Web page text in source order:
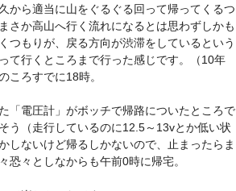
から適当に山をぐるぐる回って帰ってくるつ
さか高山へ行く流れになるとは思わずしかも
つもりが、戻る方向が渋滞をしているという
て行くところまで行った感じです。（10年
ころすでに18時。
「電圧計」がボッチで帰路についたところで
う（走行しているのに12.5～13vとか低い状
しないけど帰るしかないので、止まったらま
恐々としなからも午前0時に帰宅。